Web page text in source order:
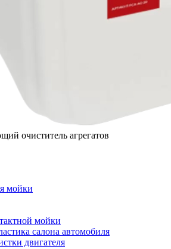
очиститель агрегатов
мойки
мойки
салона автомобиля
двигателя